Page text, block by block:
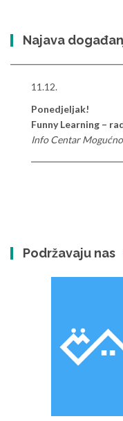
Najava
11.12.
Ponedjeljak!
Funny Learning –
Info Centar
Podržavaju nas